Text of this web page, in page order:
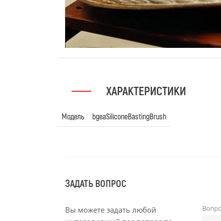
ХАРАКТЕРИСТИКИ
Модель bgeaSiliconeBastingBrush
ЗАДАТЬ ВОПРОС
Вы можете задать любой